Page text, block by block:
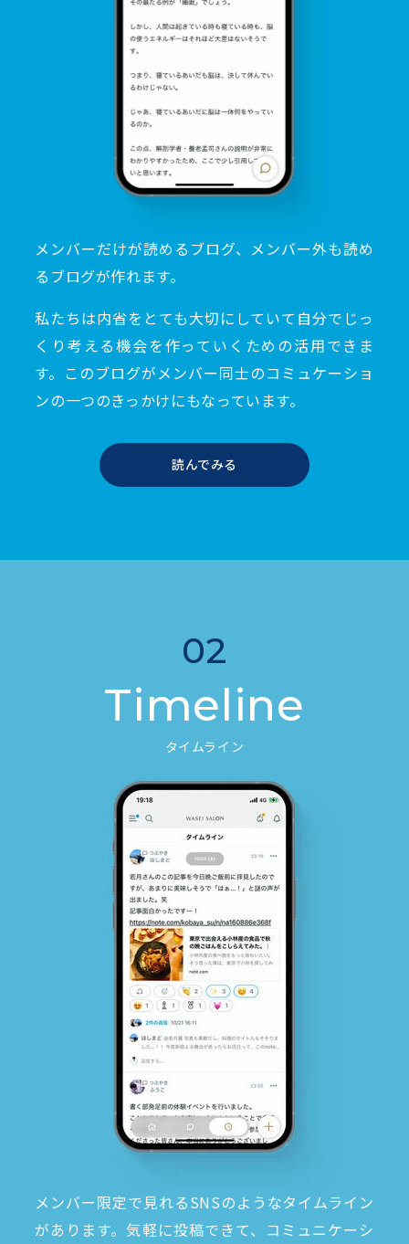
メンバーだけが読めるブログ、メンバー外も読め
るブログが作れます。
私たちは内省をとても大切にしていて自分でじっ
くり考える機会を作っていくための活用できま
す。このブログがメンバー同士のコミュケーショ
ンの一つのきっかけにもなっています。
読んでみる
02
Timeline
タイムライン
メンバー限定で見れるSNSのようなタイムライン
があります。気軽に投稿できて、コミュニケーシ